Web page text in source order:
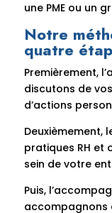
une PME ou un
Notre
quatre
Premièrement,
discutons de
d’actions
Deuxièmement,
pratiques RH et
sein de votre
Puis,
accompagnons